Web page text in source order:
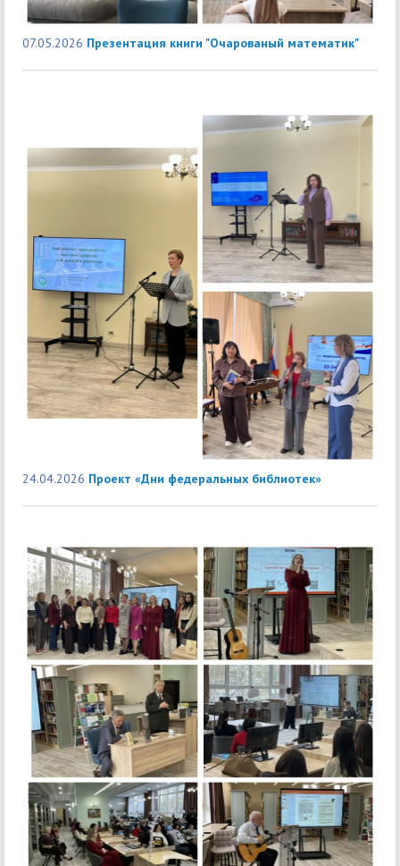
07.05.2026 Презентация книги "Очарованый математик"
24.04.2026 Проект «Дни федеральных библиотек»